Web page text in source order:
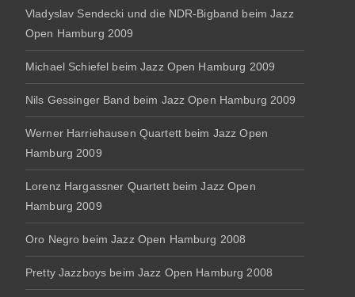
Vladyslav Sendecki und die NDR-Bigband beim Jazz
Open Hamburg 2009
Michael Schiefel beim Jazz Open Hamburg 2009
Nils Gessinger Band beim Jazz Open Hamburg 2009
Werner Harriehausen Quartett beim Jazz Open
Hamburg 2009
Lorenz Hargassner Quartett beim Jazz Open
Hamburg 2009
Oro Negro beim Jazz Open Hamburg 2008
Pretty Jazzboys beim Jazz Open Hamburg 2008